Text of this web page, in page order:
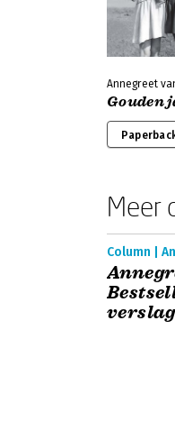
Annegreet
Gouden
Meer
Column |